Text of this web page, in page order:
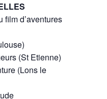
film d’aventures
(St Etienne)
(Lons le